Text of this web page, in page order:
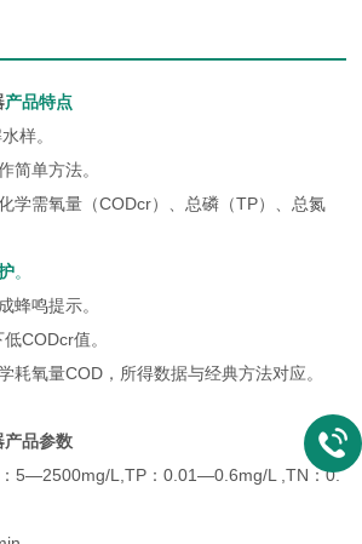
产品特点
样。
简单方法。
化学需氧量（CODcr）、总磷（TP）、总氮
。
蜂鸣提示。
CODcr值。
耗氧量COD，所得数据与经典方法对应。
产品参数
5—2500mg/L,TP：0.01—0.6mg/L ,TN：0.